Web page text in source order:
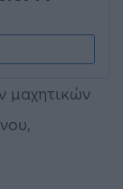
μαχητικών